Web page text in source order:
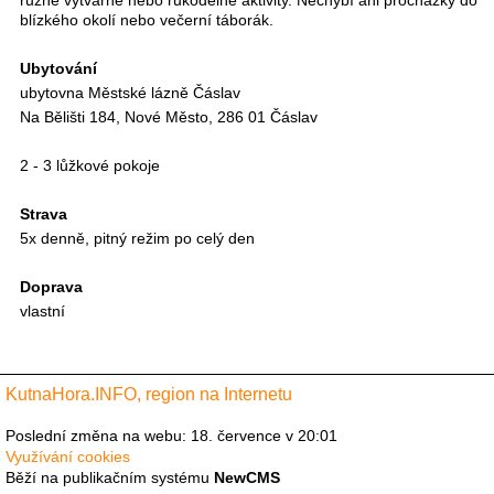
blízkého okolí nebo večerní táborák.
Ubytování
ubytovna Městské lázně Čáslav
Na Bělišti 184, Nové Město, 286 01 Čáslav
2 - 3 lůžkové pokoje
Strava
5x denně, pitný režim po celý den
Doprava
vlastní
KutnaHora.INFO, region na Internetu
Poslední změna na webu: 18. července v 20:01
Využívání cookies
Běží na publikačním systému NewCMS